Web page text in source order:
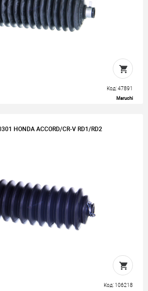
Код: 47891
Maruchi
HONDA ACCORD/CR-V RD1/RD2
Код: 106218